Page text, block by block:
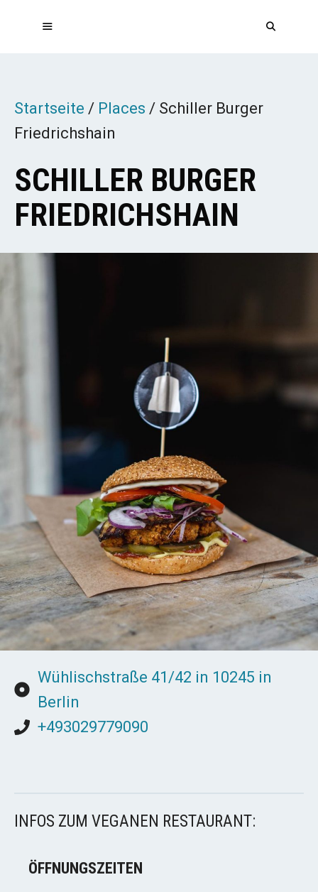
Startseite / Places / Schiller Burger
Friedrichshain
SCHILLER BURGER
FRIEDRICHSHAIN
Wühlischstraße 41/42 in 10245 in
Berlin
+493029779090
INFOS ZUM VEGANEN RESTAURANT:
ÖFFNUNGSZEITEN